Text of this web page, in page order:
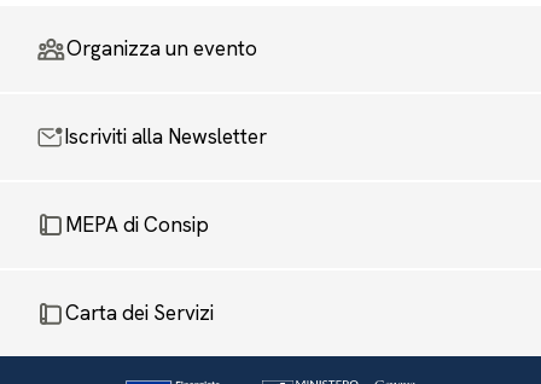
Organizza un evento
Iscriviti alla Newsletter
MEPA di Consip
Carta dei Servizi